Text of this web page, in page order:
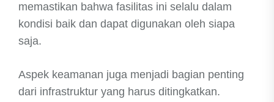
memastikan bahwa fasilitas ini selalu dalam
kondisi baik dan dapat digunakan oleh siapa
saja.
Aspek keamanan juga menjadi bagian penting
dari infrastruktur yang harus ditingkatkan.